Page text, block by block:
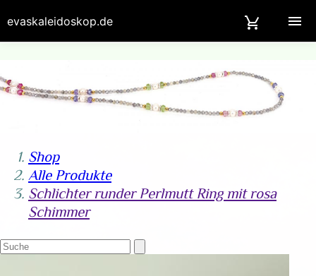
Shop
Alle Produkte
Schlichter runder Perlmutt Ring mit rosa
Schimmer
evaskaleidoskop.de